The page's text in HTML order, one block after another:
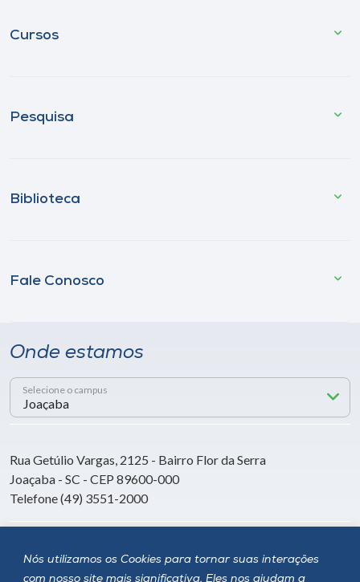
Nós utilizamos os Cookies para tornar suas interações
com nosso site mais significativa. Eles nos ajudam a
Cursos
Pesquisa
Biblioteca
Fale Conosco
Onde estamos
Selecione o campus
Rua Getúlio Vargas, 2125 - Bairro Flor da Serra
Joaçaba - SC - CEP 89600-000
Telefone (49) 3551-2000
Siga a Unoesc